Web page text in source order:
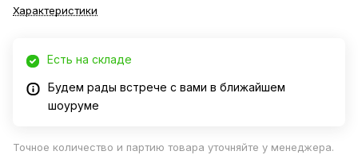
Характеристики
Есть на складе
Будем рады встрече с вами в ближайшем
шоуруме
Точное количество и партию товара уточняйте у менеджера.